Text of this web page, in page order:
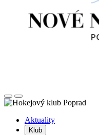
Posunúť
doľava
Posunúť
doprava
Aktuality
Klub